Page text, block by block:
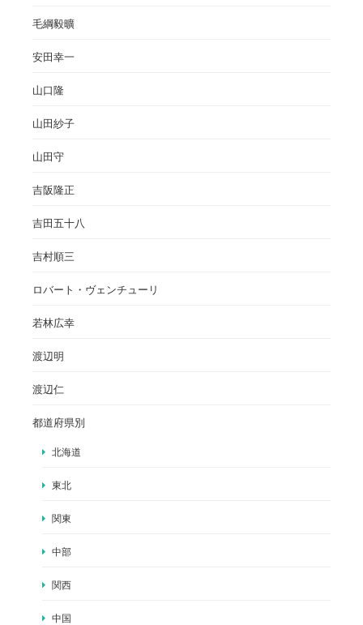
毛綱毅曠
安田幸一
山口隆
山田紗子
山田守
吉阪隆正
吉田五十八
吉村順三
ロバート・ヴェンチューリ
若林広幸
渡辺明
渡辺仁
都道府県別
北海道
東北
関東
中部
関西
中国